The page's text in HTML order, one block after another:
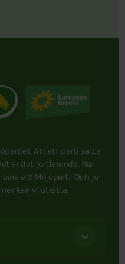
Att ett parti satte
är det fortfarande. När
ett Miljöparti. Och ju
kan vi uträtta.